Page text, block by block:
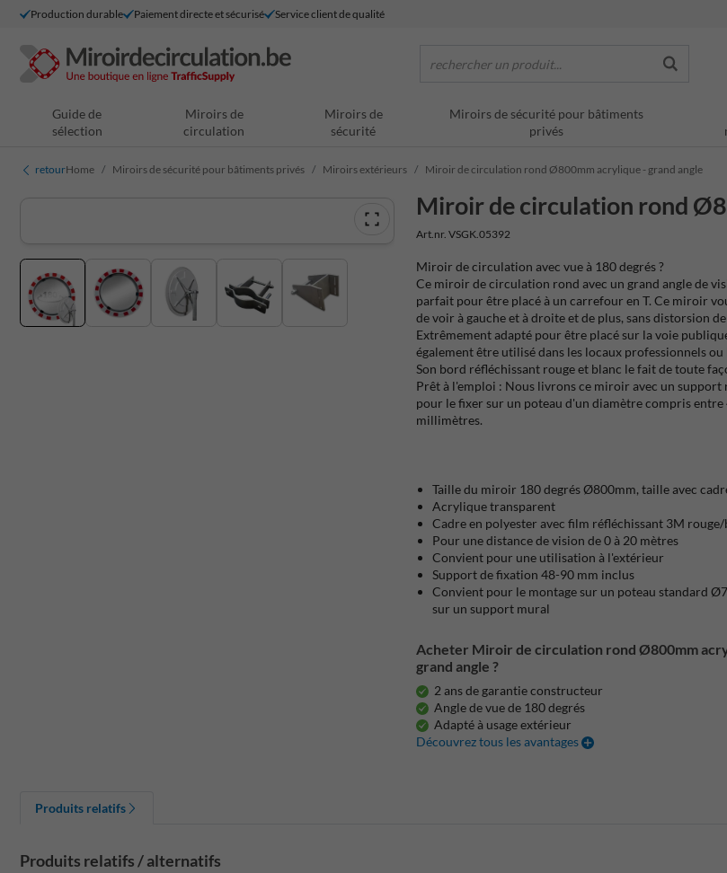
Production durable Paiement directe et sécurisé Service client de qualité
rechercher un produit...
Guide de
sélection
Miroirs de
circulation
Miroirs de
sécurité
Miroirs de sécurité pour bâtiments
privés
retourHome Miroirs de sécurité pour bâtiments privés Miroirs extérieurs Miroir de circulation rond Ø800mm acrylique - grand angle
Miroir de circulation rond
Art.nr. VSGK.05392
Miroir de circulation avec vue à 180 degrés ?
Ce miroir de circulation rond avec un grand angle de
parfait pour être placé à un carrefour en T. Ce miroir
de voir à gauche et à droite et de plus, sans distorsion
Extrêmement adapté pour être placé sur la voie
également être utilisé dans les locaux professionnels ou
Son bord réfléchissant rouge et blanc le fait de toute
Prêt à l'emploi : Nous livrons ce miroir avec un support
pour le fixer sur un poteau d'un diamètre compris entre
millimètres.
Taille du miroir 180 degrés Ø800mm, taille avec
Acrylique transparent
Cadre en polyester avec film réfléchissant 3M
Pour une distance de vision de 0 à 20 mètres
Convient pour une utilisation à l'extérieur
Support de fixation 48-90 mm inclus
Convient pour le montage sur un poteau standard
sur un support mural
Acheter Miroir de circulation rond Ø800mm
grand angle ?
2 ans de garantie constructeur
Angle de vue de 180 degrés
Adapté à usage extérieur
Découvrez tous les avantages
Produits relatifs
Produits relatifs / alternatifs